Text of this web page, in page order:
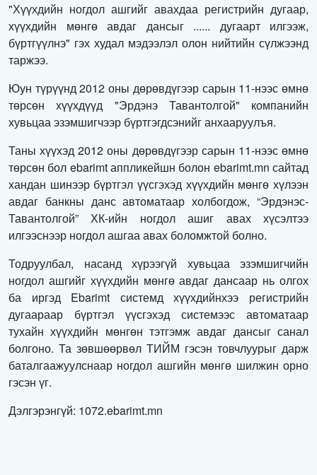
"Хүүхдийн ногдол ашгийг авахдаа регистрийн дугаар,
хүүхдийн мөнгө авдаг дансыг ...... дугаарт илгээж,
бүртгүүлнэ" гэх худал мэдээлэл олон нийтийн сүлжээнд
таржээ.
Юун түрүүнд 2012 оны дөрөвдүгээр сарын 11-нээс өмнө
төрсөн хүүхдүүд "Эрдэнэ Тавантолгой" компанийн
хувьцаа эзэмшигчээр бүртгэгдсэнийг анхааруулъя.
Таны хүүхэд 2012 оны дөрөвдүгээр сарын 11-нээс өмнө
төрсөн бол ebarimt аппликейшн болон ebarimt.mn сайтад
хандан шинээр бүртгэл үүсгэхэд хүүхдийн мөнгө хүлээн
авдаг банкны данс автоматаар холбогдож, “Эрдэнэс-
Тавантолгой” ХК-ийн ногдол ашиг авах хүсэлтээ
илгээснээр ногдол ашгаа авах боломжтой болно.
Тодруулбал, насанд хүрээгүй хувьцаа эзэмшигчийн
ногдол ашгийг хүүхдийн мөнгө авдаг дансаар нь олгох
ба иргэд Ebarimt системд хүүхдийнхээ регистрийн
дугаараар бүртгэл үүсгэхэд системээс автоматаар
тухайн хүүхдийн мөнгөн тэтгэмж авдаг дансыг санал
болгоно. Та зөвшөөрвөл ТИЙМ гэсэн товчлуурыг дарж
баталгаажуулснаар ногдол ашгийн мөнгө шилжин орно
гэсэн үг.
Дэлгэрэнгүй: 1072.ebarimt.mn